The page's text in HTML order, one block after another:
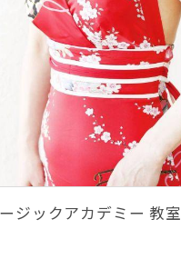
ジックアカデミー 教室